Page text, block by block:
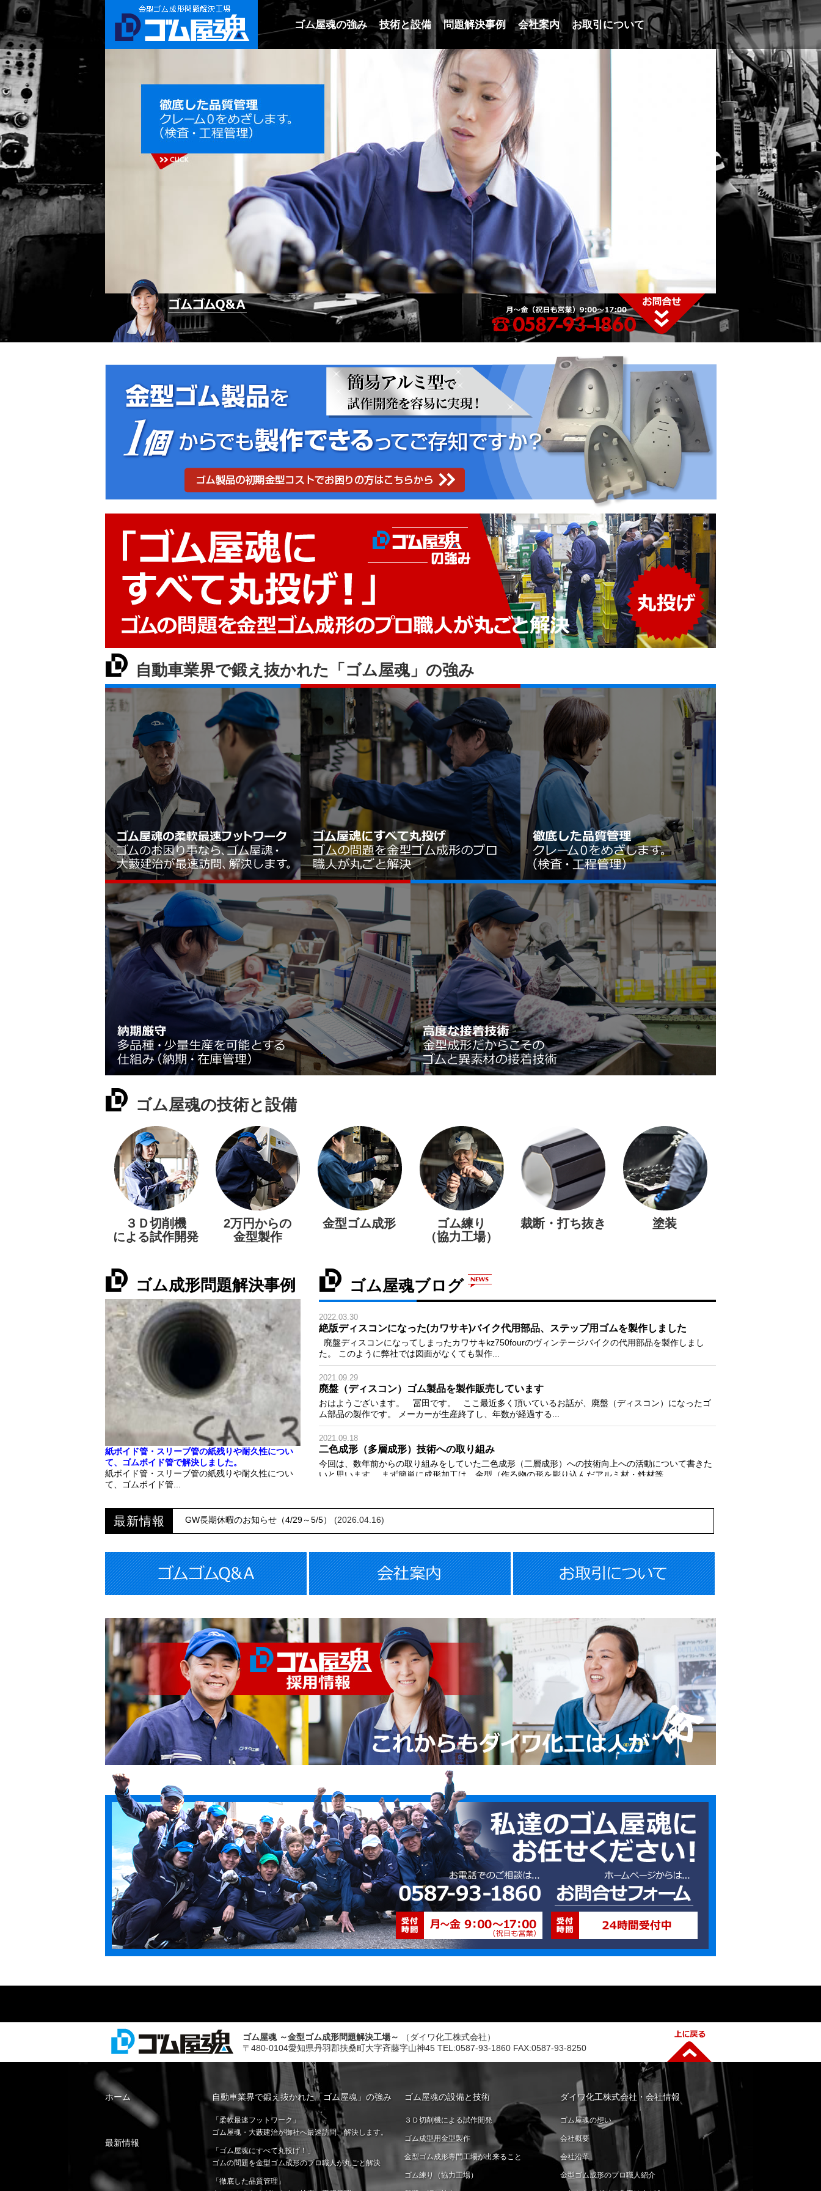
ゴム屋魂の強み 技術と設備 問題解決事例 会社案内 お取引について
自動車業界で鍛え抜かれた「ゴム屋魂」の強み
ゴム屋魂の技術と設備
３Ｄ切削機
による試作開発
2万円からの
金型製作
金型ゴム成形
ゴム練り
（協力工場）
裁断・打ち抜き 塗装
ゴム成形問題解決事例
紙ボイド管・スリーブ管の紙残りや耐久性につい
て、ゴムボイド管で解決しました。
紙ボイド管・スリーブ管の紙残りや耐久性につい
て、ゴムボイド管...
ゴム屋魂ブログ
2022.03.30
絶版ディスコンになった(カワサキ)バイク代用部品、ステップ用ゴムを製作しました
廃盤ディスコンになってしまったカワサキkz750fourのヴィンテージバイクの代用部品を製作しまし
た。 このように弊社では図面がなくても製作...
2021.09.29
廃盤（ディスコン）ゴム製品を製作販売しています
おはようございます。 冨田です。 ここ最近多く頂いているお話が、廃盤（ディスコン）になったゴ
ム部品の製作です。 メーカーが生産終了し、年数が経過する...
2021.09.18
二色成形（多層成形）技術への取り組み
今回は、数年前からの取り組みをしていた二色成形（二層成形）への技術向上への活動について書きた
いと思います。 まず簡単に成形加工は、金型（作る物の形を彫り込んだアルミ材・鉄材等...
旧車？ バイク再生計画始動～（NSR５０）
久しぶりの投稿で・・・ 仕事の中で、月一会議の中に社長の一言！ お前らの趣味は・・・と・・・ 他
メンバーを始め・・・なんといきなり～で自分はと言えば～？？？ ...
2021.04.29
ゴムに文字入れの試作
ゴムに文字入れの試作 ゴム製品に識別などの目的で刻印を入れることは、よくある話です。 今回、ゴ
ムに文字を入れる試作を行いました。 試作事例は将棋駒です。 ...
最新情報 GW長期休暇のお知らせ（4/29～5/5） (2026.04.16)
ゴム屋魂 ～金型ゴム成形問題解決工場～
（ダイワ化工株式会社）
〒480-0104愛知県丹羽郡扶桑町大字斉藤字山神45 TEL:0587-93-1860 FAX:0587-93-8250
ホーム
最新情報
自動車業界で鍛え抜かれた「ゴム屋魂」の強み
「柔軟最速フットワーク」
ゴム屋魂・大藪建治が御社へ最速訪問、解決します。
「ゴム屋魂にすべて丸投げ！」
ゴムの問題を金型ゴム成形のプロ職人が丸ごと解決
「徹底した品質管理」
ゴム屋魂の設備と技術
３Ｄ切削機による試作開発
ゴム成型用金型製作
金型ゴム成形専門工場が出来ること
ゴム練り（協力工場）
ダイワ化工株式会社・会社情報
ゴム屋魂の想い
会社概要
会社沿革
金型ゴム成形のプロ職人紹介